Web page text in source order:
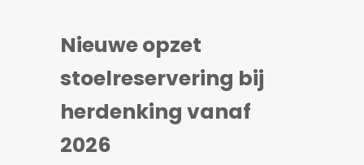
Nieuwe opzet
stoelreservering bij
herdenking vanaf
2026